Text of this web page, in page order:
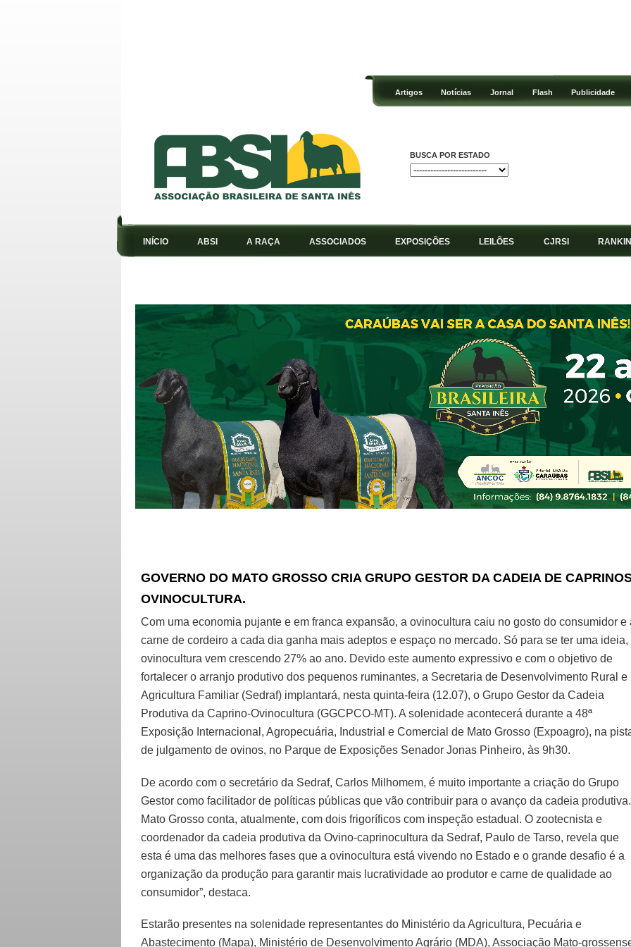
Artigos Notícias Jornal Flash Publicidade
BUSCA POR ESTADO
INÍCIO ABSI A RAÇA ASSOCIADOS EXPOSIÇÕES LEILÕES CJRSI
GOVERNO DO MATO GROSSO CRIA GRUPO GESTOR DA CADEIA DE
OVINOCULTURA.
Com uma economia pujante e em franca expansão, a ovinocultura caiu no gosto do consumidor e
carne de cordeiro a cada dia ganha mais adeptos e espaço no mercado. Só para se ter uma ideia,
ovinocultura vem crescendo 27% ao ano. Devido este aumento expressivo e com o objetivo de
fortalecer o arranjo produtivo dos pequenos ruminantes, a Secretaria de Desenvolvimento Rural e
Agricultura Familiar (Sedraf) implantará, nesta quinta-feira (12.07), o Grupo Gestor da Cadeia
Produtiva da Caprino-Ovinocultura (GGCPCO-MT). A solenidade acontecerá durante a 48ª
Exposição Internacional, Agropecuária, Industrial e Comercial de Mato Grosso (Expoagro), na
de julgamento de ovinos, no Parque de Exposições Senador Jonas Pinheiro, às 9h30.
De acordo com o secretário da Sedraf, Carlos Milhomem, é muito importante a criação do Grupo
Gestor como facilitador de políticas públicas que vão contribuir para o avanço da cadeia produtiva.
Mato Grosso conta, atualmente, com dois frigoríficos com inspeção estadual. O zootecnista e
coordenador da cadeia produtiva da Ovino-caprinocultura da Sedraf, Paulo de Tarso, revela que
esta é uma das melhores fases que a ovinocultura está vivendo no Estado e o grande desafio é a
organização da produção para garantir mais lucratividade ao produtor e carne de qualidade ao
consumidor”, destaca.
Estarão presentes na solenidade representantes do Ministério da Agricultura, Pecuária e
Abastecimento (Mapa), Ministério de Desenvolvimento Agrário (MDA), Associação Mato-